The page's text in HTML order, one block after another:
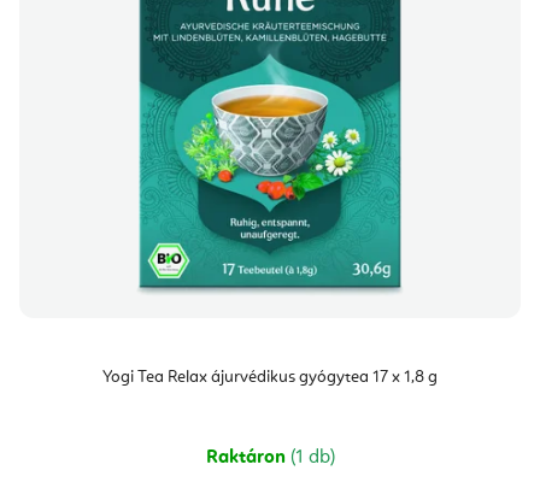
Yogi Tea Relax ájurvédikus gyógytea 17 x 1,8 g
Raktáron (1 db)